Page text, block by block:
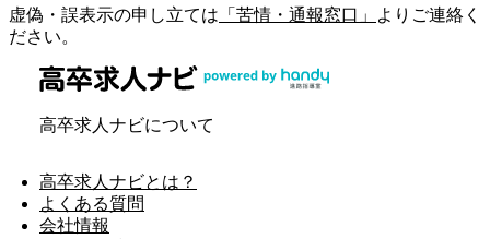
虚偽・誤表示の申し立ては 「苦情・通報窓口」
よりご連絡く
ださい。
高卒求人ナビについて
高卒求人ナビとは？
よくある質問
会社情報